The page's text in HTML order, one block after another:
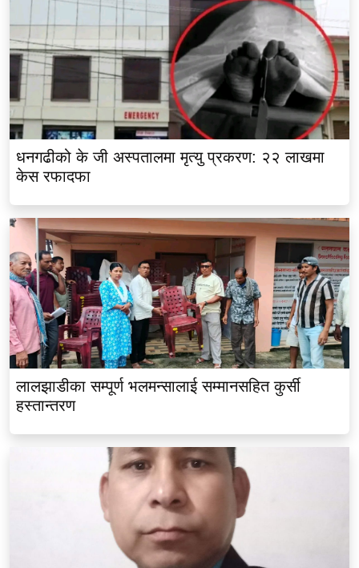
धनगढीको के जी अस्पतालमा मृत्यु प्रकरण: २२ लाखमा
केस रफादफा
लालझाडीका सम्पूर्ण भलमन्सालाई सम्मानसहित कुर्सी
हस्तान्तरण